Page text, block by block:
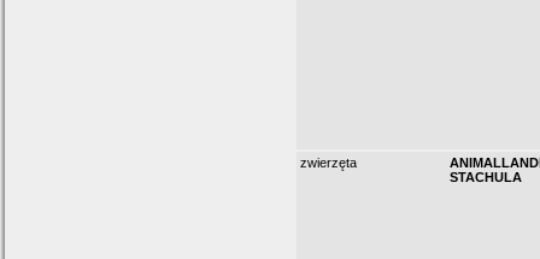
zwierzęta
STACHULA